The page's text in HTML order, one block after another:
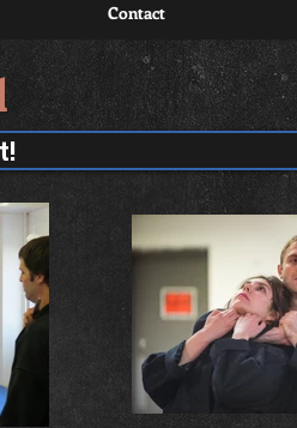
Contact